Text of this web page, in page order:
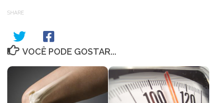
SHARE
VOCÊ PODE GOSTAR...